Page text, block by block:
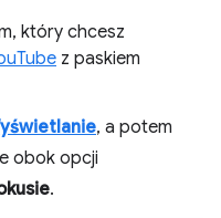
który chcesz
z paskiem
, a potem
obok opcji
.